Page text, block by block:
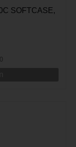
SOFTCASE,